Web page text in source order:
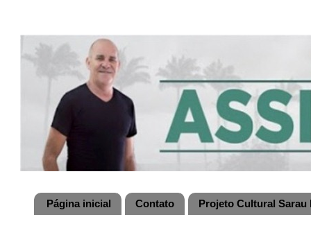
Página inicial Contato Projeto Cultural